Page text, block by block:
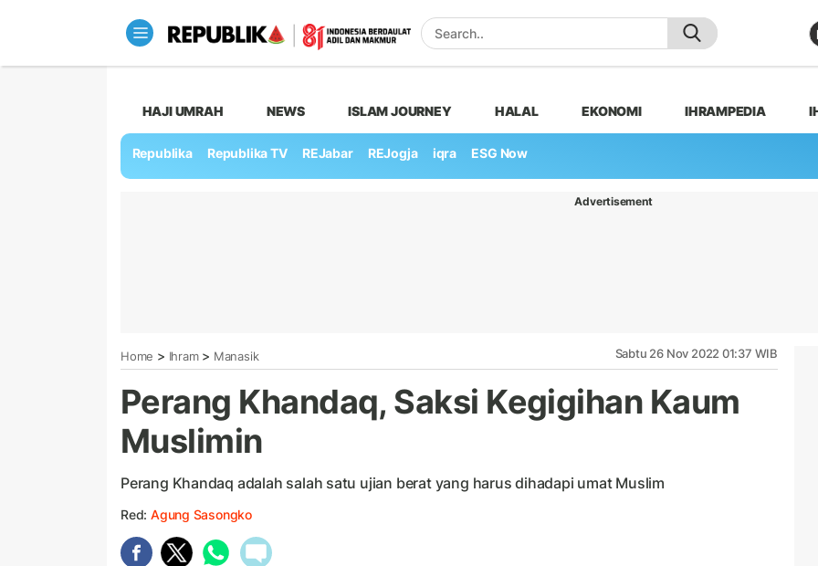
HAJI UMRAH NEWS ISLAM JOURNEY HALAL EKONOMI IHRAMPEDIA
Republika Republika TV REJabar REJogja iqra ESG Now
Advertisement
Home > Ihram> Manasik Sabtu 26 Nov 2022 01:37 WIB
Perang Khandaq, Saksi Kegigihan Kaum
Muslimin
Perang Khandaq adalah salah satu ujian berat yang harus dihadapi umat Muslim
Red: Agung Sasongko